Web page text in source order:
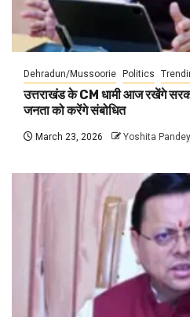
Dehradun/Mussoorie Politics
उत्तराखंड के CM धामी आज रखेंगे
जनता को करेंगे संबोधित
March 23, 2026 Yoshita Pandey